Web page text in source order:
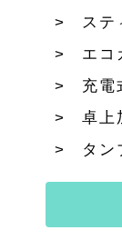
ステ
エコ
充電
卓上
タン